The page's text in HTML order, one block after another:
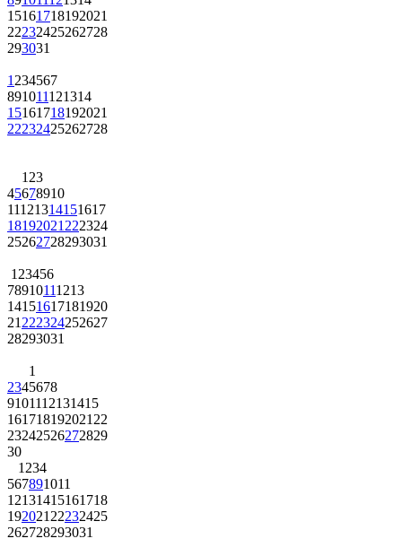
15161718192021
22232425262728
293031
1 234567
891011121314
15161718192021
22232425262728
1 23
45678910
11121314151617
18192021 222324
25262728293031
1 23456
78910111213
14151617181920
21 222324252627
28293031
1
2345678
9101112131415
161718192021 22
23242526272829
30
1 234
567891011
12131415161718
192021 22232425
262728293031